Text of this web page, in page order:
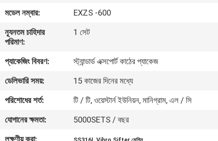
আমাদের
সম্পর্কে
কারখানা
ভ্রমণ
মান
নিয়ন্ত্রণ
মডেল নম্বার:
EXZS -600
ন্যূনতম চাহিদার
পরিমাণ:
1 সেট
প্যাকেজিং বিবরণ:
স্ট্যান্ডার্ড এক্সপোর্ট কাঠের প্যাকেজ
ডেলিভারি সময়:
15 কাজের দিনের মধ্যে
পরিশোধের শর্ত:
টি / টি, ওয়েস্টার্ন ইউনিয়ন, মানিগ্রাম, এল / সি
যোগানের ক্ষমতা:
5000SETS / বছর